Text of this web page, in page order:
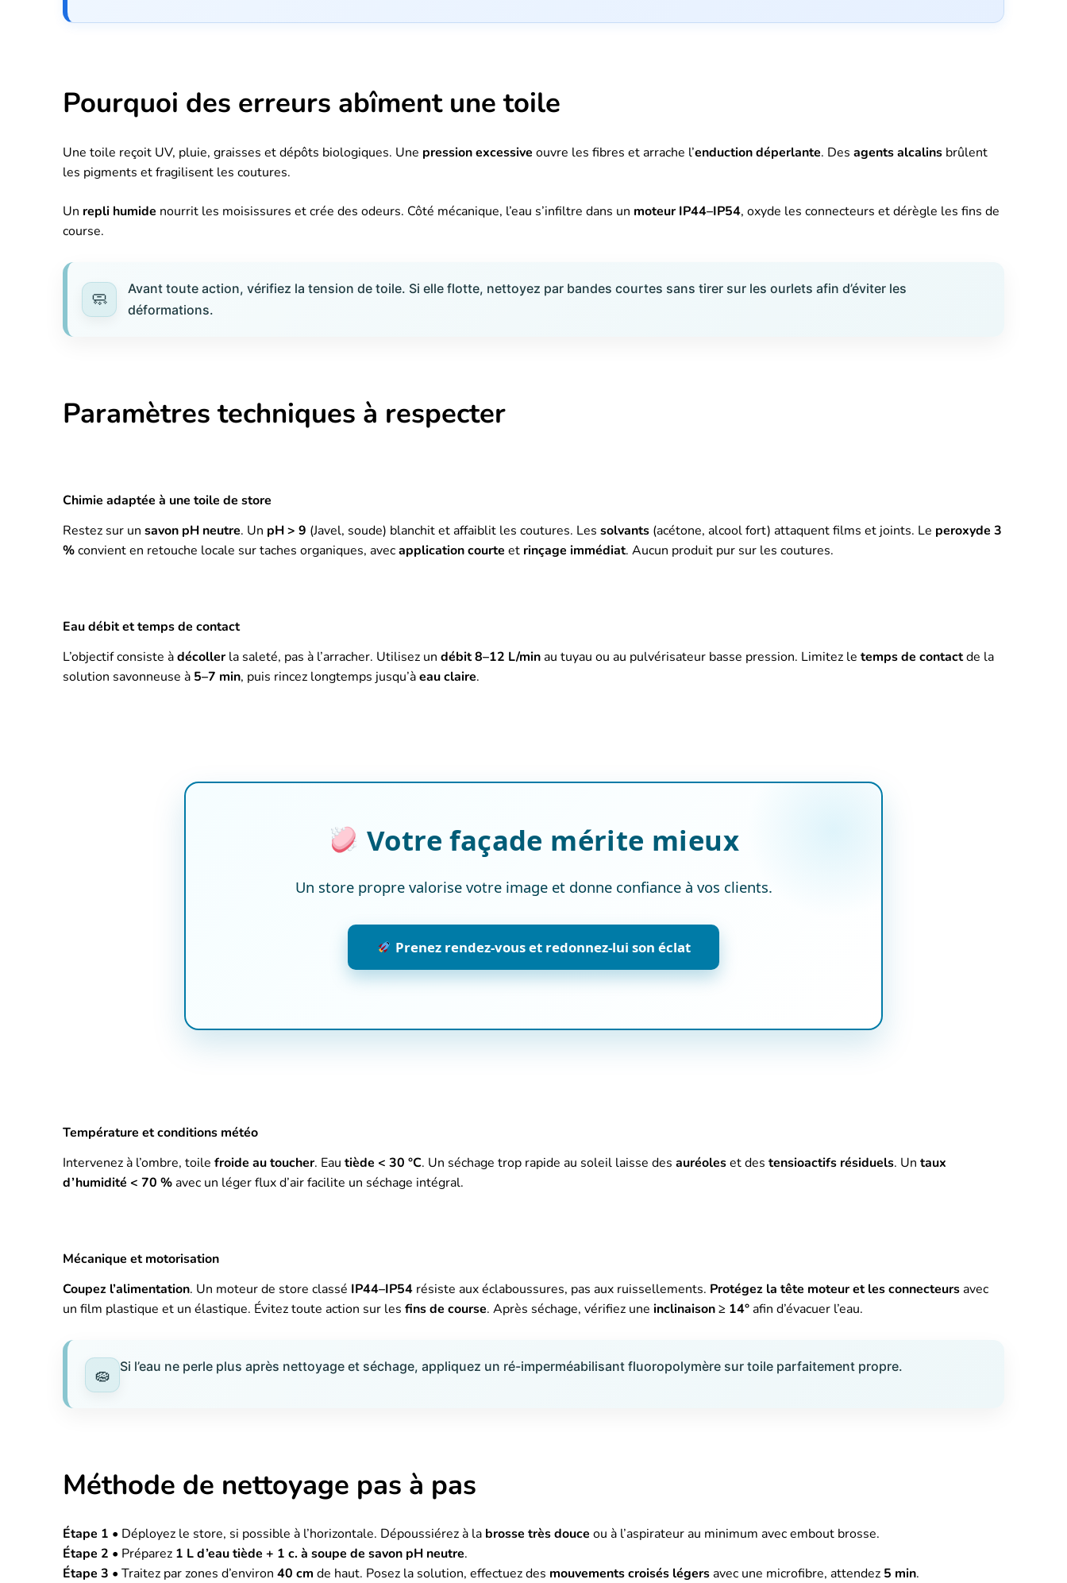
Pourquoi des erreurs abîment une toile
Une toile reçoit UV, pluie, graisses et dépôts biologiques. Une pression excessive ouvre les fibres et arrache l’enduction déperlante. Des agents alcalins brûlent
les pigments et fragilisent les coutures.
Un repli humide nourrit les moisissures et crée des odeurs. Côté mécanique, l’eau s’infiltre dans un moteur IP44–IP54, oxyde les connecteurs et dérègle les fins de
course.
Avant toute action, vérifiez la tension de toile. Si elle flotte, nettoyez par bandes courtes sans tirer sur les ourlets afin d’éviter les
déformations.
Paramètres techniques à respecter
Chimie adaptée à une toile de store
Restez sur un savon pH neutre. Un pH > 9 (Javel, soude) blanchit et affaiblit les coutures. Les solvants (acétone, alcool fort) attaquent films et joints. Le peroxyde 3
%convient en retouche locale sur taches organiques, avecapplication courte et rinçage immédiat. Aucun produit pur sur les coutures.
Eau débit et temps de contact
L’objectif consiste àdécollerla saleté, pas à l’arracher. Utilisez un débit 8–12 L/minau tuyau ou au pulvérisateur basse pression. Limitez le temps de contactde la
solution savonneuse à 5–7 min, puis rincez longtemps jusqu’àeau claire.
Votre façade mérite mieux
Un store propre valorise votre image et donne confiance à vos clients.
Prenez rendez-vous et redonnez-lui son éclat
Température et conditions météo
Intervenez à l’ombre, toile froide au toucher. Eau tiède < 30 °C. Un séchage trop rapide au soleil laisse des auréoleset des tensioactifs résiduels. Un taux
d’humidité < 70 %avec un léger flux d’air facilite un séchage intégral.
Mécanique et motorisation
Coupez l’alimentation. Un moteur de store classé IP44–IP54 résiste aux éclaboussures, pas aux ruissellements. Protégez la tête moteur et les connecteursavec
un film plastique et un élastique. Évitez toute action sur les fins de course. Après séchage, vérifiez une inclinaison ≥ 14°afin d’évacuer l’eau.
Si l’eau ne perle plus après nettoyage et séchage, appliquez un ré-imperméabilisant fluoropolymère sur toile parfaitement propre.
Méthode de nettoyage pas à pas
Étape 1 • Déployez le store, si possible à l’horizontale. Dépoussiérez à la brosse très douce ou à l’aspirateur au minimum avec embout brosse.
Étape 2 • Préparez 1 L d’eau tiède + 1 c. à soupe de savon pH neutre.
Étape 3 • Traitez par zones d’environ 40 cm de haut. Posez la solution, effectuez des mouvements croisés légersavec une microfibre, attendez 5 min.